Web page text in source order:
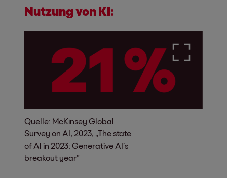
Nutzung von KI:
Quelle: McKinsey Global
Survey on AI, 2023, „The state
of AI in 2023: Generative AI’s
breakout year”